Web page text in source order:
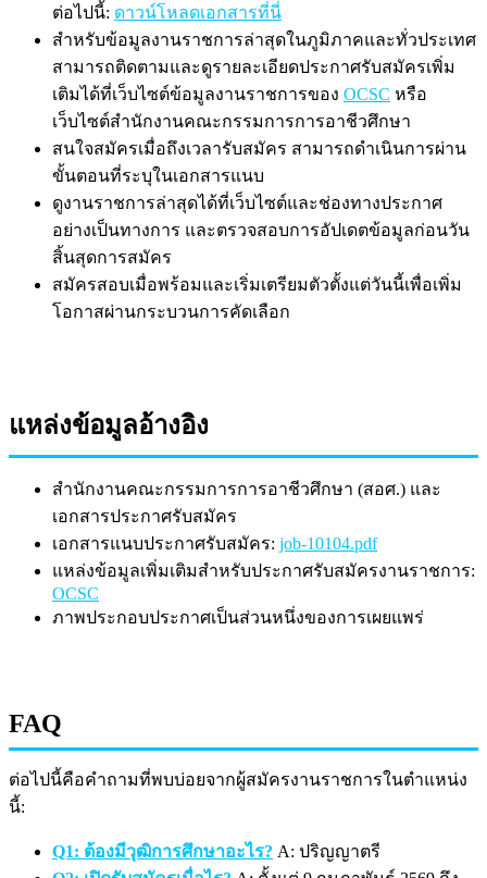
ต่อไปนี้: ดาวน์โหลดเอกสารที่นี่
สำหรับข้อมูลงานราชการล่าสุดในภูมิภาคและทั่วประเทศ
สามารถติดตามและดูรายละเอียดประกาศรับสมัครเพิ่ม
เติมได้ที่เว็บไซต์ข้อมูลงานราชการของ OCSC หรือ
เว็บไซต์สำนักงานคณะกรรมการการอาชีวศึกษา
สนใจสมัครเมื่อถึงเวลารับสมัคร สามารถดำเนินการผ่าน
ขั้นตอนที่ระบุในเอกสารแนบ
ดูงานราชการล่าสุดได้ที่เว็บไซต์และช่องทางประกาศ
อย่างเป็นทางการ และตรวจสอบการอัปเดตข้อมูลก่อนวัน
สิ้นสุดการสมัคร
สมัครสอบเมื่อพร้อมและเริ่มเตรียมตัวตั้งแต่วันนี้เพื่อเพิ่ม
โอกาสผ่านกระบวนการคัดเลือก
แหล่งข้อมูลอ้างอิง
สำนักงานคณะกรรมการการอาชีวศึกษา (สอศ.) และ
เอกสารประกาศรับสมัคร
เอกสารแนบประกาศรับสมัคร: job-10104.pdf
แหล่งข้อมูลเพิ่มเติมสำหรับประกาศรับสมัครงานราชการ:
OCSC
ภาพประกอบประกาศเป็นส่วนหนึ่งของการเผยแพร่
FAQ
ต่อไปนี้คือคำถามที่พบบ่อยจากผู้สมัครงานราชการในตำแหน่ง
นี้:
Q1: ต้องมีวุฒิการศึกษาอะไร? A: ปริญญาตรี